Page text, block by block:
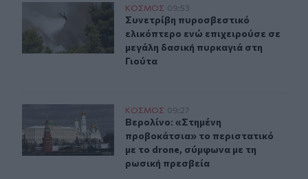
Συνετρίβη πυροσβεστικό ελικόπτερο ενώ
ΚΟΣΜΟΣ 09:53
Συνετρίβη πυροσβεστικό
Συνετρίβη πυροσβεστικό
ελικόπτερο ενώ επιχειρούσε σε
μεγάλη δασική πυρκαγιά στη
Γιούτα
Βερολίνο: «Στημένη προβοκάτσια» το περιστατικό
ΚΟΣΜΟΣ 09:27
Βερολίνο: «Στημένη
Βερολίνο: «Στημένη
προβοκάτσια» το περιστατικό
με το drone, σύμφωνα με τη
ρωσική πρεσβεία